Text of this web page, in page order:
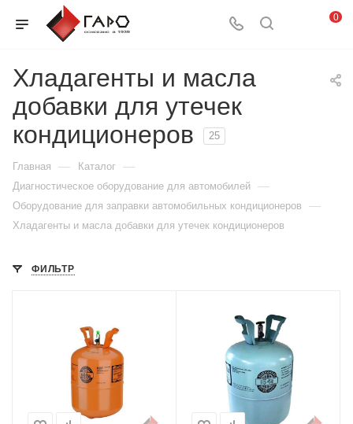
0
Хладагенты и масла
добавки для утечек
кондиционеров
25
Главная — Каталог —
Диагностическое оборудование для автомобилей —
Оборудование для заправки автомобильных кондиционеров —
Хладагенты и масла добавки для утечек кондиционеров
ФИЛЬТР